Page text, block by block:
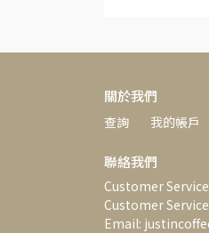
關於我們
查詢 我的帳戶
聯絡我們
Customer
Customer
Email: